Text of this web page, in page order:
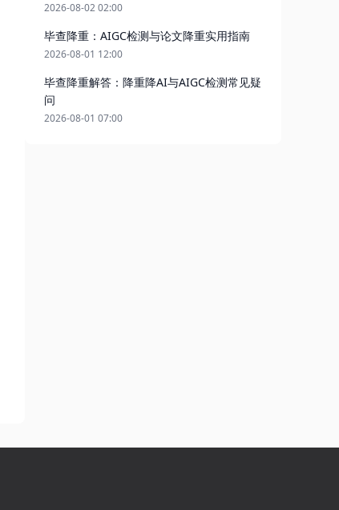
2026-08-02 02:00
毕查降重：AIGC检测与论文降重实用指南
2026-08-01 12:00
毕查降重解答：降重降AI与AIGC检测常见疑
问
2026-08-01 07:00